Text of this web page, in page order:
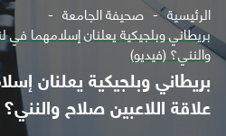
الرئيسية صحيفة الجامعة
بريطاني وبلجيكية يعلنان إسلامهما في
والنني؟ (فيديو)
بريطاني وبلجيكية يعلنان
علاقة اللاعبين صلاح